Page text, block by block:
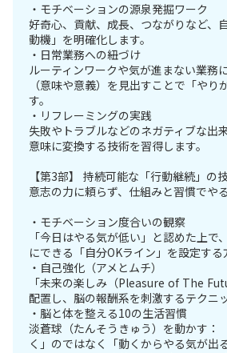
・モチベーションの源泉発掘ワーク
好奇心、貢献、成長、つながりなど、
動機」を明確化します。
・日常業務への紐づけ
ルーティンワークや気が進まない業務
（意味や意義）を見出すことで「やり
す。
・リフレーミングの実践
失敗やトラブルなどのネガティブな出
意味に変換する技術を習得します。
【第3部】 持続可能な「行動継続」の
意志の力に頼らず、仕組みと習慣でや
・モチベーション度合いの観察
「今日はやる気が低い」と認めた上で
にできる「自分OKライン」を設定する
・自己強化（アメとムチ）
「未来の楽しみ（Pleasure of The
配置し、脳の報酬系を刺激するテクニッ
・脳と体を整える10の生活習慣
淡蒼球（たんそうきゅう）を動かす：
く」のではなく「動くからやる気が出